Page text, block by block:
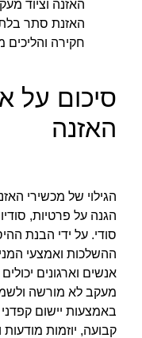
האזנה וציוד
האזנת סתר
חקירה והליכים
סיכום על
האזנה
הגילוי של מכשירי
הגנה על פרטיות,
סודי. על ידי הבנת
ההשלכות ואמצעי
אנשים וארגונים
מעקב לא מורשה
באמצעות יישום
קבועה, יוזמות